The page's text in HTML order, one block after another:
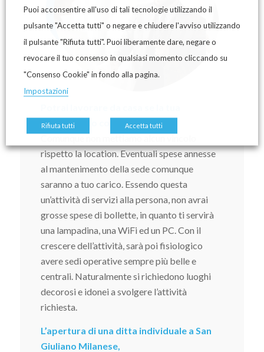
abitazione lo consente.
Comunque non mettiamo alcun vincolo
rispetto la location. Eventuali spese annesse
al mantenimento della sede comunque
saranno a tuo carico. Essendo questa
un’attività di servizi alla persona, non avrai
grosse spese di bollette, in quanto ti servirà
una lampadina, una WiFi ed un PC. Con il
crescere dell’attività, sarà poi fisiologico
avere sedi operative sempre più belle e
centrali. Naturalmente si richiedono luoghi
decorosi e idonei a svolgere l’attività
richiesta.
L’apertura di una ditta individuale a San
Giuliano Milanese,
Puoi acconsentire all'uso di tali tecnologie utilizzando il
pulsante "Accetta tutti" o negare e chiudere l'avviso utilizzando
il pulsante "Rifiuta tutti". Puoi liberamente dare, negare o
revocare il tuo consenso in qualsiasi momento cliccando su
"Consenso Cookie" in fondo alla pagina.
Impostazioni
Rifiuta tutti Accetta tutti